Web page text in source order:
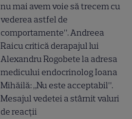
nu mai avem voie să trecem cu
vederea astfel de
comportamente”. Andreea
Raicu critică derapajul lui
Alexandru Rogobete la adresa
medicului endocrinolog Ioana
Mihăilă: „Nu este acceptabil”.
Mesajul vedetei a stârnit valuri
de reacții